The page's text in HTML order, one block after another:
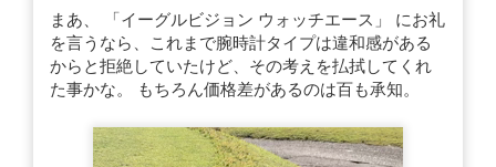
まあ、 「イーグルビジョン ウォッチエース」 にお礼
を言うなら、これまで腕時計タイプは違和感がある
からと拒絶していたけど、その考えを払拭してくれ
た事かな。 もちろん価格差があるのは百も承知。